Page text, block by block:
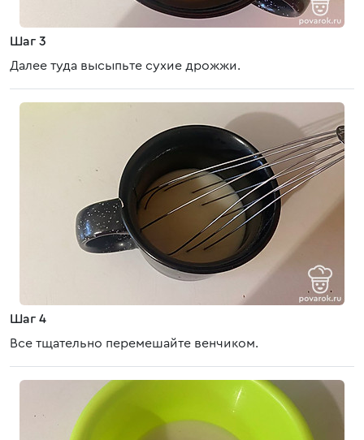
Шаг 3
Далее туда высыпьте сухие дрожжи.
Шаг 4
Все тщательно перемешайте венчиком.